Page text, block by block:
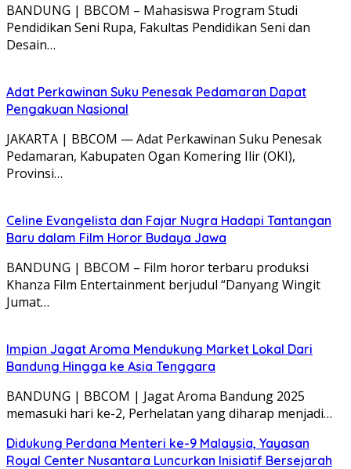
BANDUNG | BBCOM – Mahasiswa Program Studi
Pendidikan Seni Rupa, Fakultas Pendidikan Seni dan
Desain…
Adat Perkawinan Suku Penesak Pedamaran Dapat
Pengakuan Nasional
JAKARTA | BBCOM — Adat Perkawinan Suku Penesak
Pedamaran, Kabupaten Ogan Komering Ilir (OKI),
Provinsi…
Celine Evangelista dan Fajar Nugra Hadapi Tantangan
Baru dalam Film Horor Budaya Jawa
BANDUNG | BBCOM – Film horor terbaru produksi
Khanza Film Entertainment berjudul “Danyang Wingit
Jumat…
Impian Jagat Aroma Mendukung Market Lokal Dari
Bandung Hingga ke Asia Tenggara
BANDUNG | BBCOM | Jagat Aroma Bandung 2025
memasuki hari ke-2, Perhelatan yang diharap menjadi…
Didukung Perdana Menteri ke-9 Malaysia, Yayasan
Royal Center Nusantara Luncurkan Inisiatif Bersejarah